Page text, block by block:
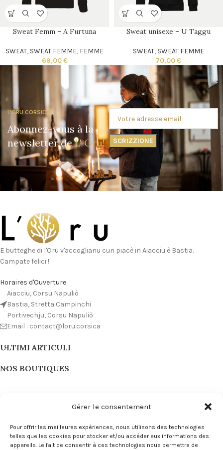
Gérer le consentement
Pour offrir les meilleures expériences, nous utilisons des technologies
telles que les cookies pour stocker et/ou accéder aux informations des
appareils. Le fait de consentir à ces technologies nous permettra de
Sweat Femm – A Furtuna
SWEAT, SWEAT FEMME, FEMME
69,00€
Sweat unisexe – U Taggu
SWEAT, SWEAT FEMME
70,00€
L'ORU CORSICA
Abonnez-vous à la
newsletter deL' Oru!
E butteghe di l'Oru v'accoglianu cun piacè in Aiacciu è Bastia.
Campate felici !
Horaires d'Ouverture
Aiacciu, Corsu Napuliò
Bastia, Stretta Campinchi
Portivechju, Corsu Napuliò
Email : contact@loru.corsica
ULTIMI ARTICULI
NOS BOUTIQUES